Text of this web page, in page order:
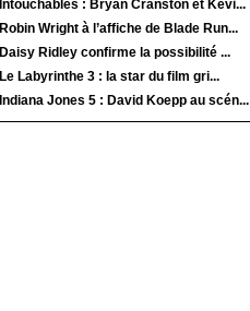
Intouchables : Bryan Cranston et Kevi...
Robin Wright à l’affiche de Blade Run...
Daisy Ridley confirme la possibilité ...
Le Labyrinthe 3 : la star du film gri...
Indiana Jones 5 : David Koepp au scén...